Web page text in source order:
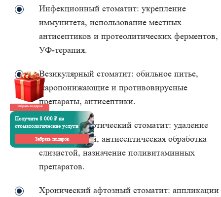
Инфекционный стоматит: укрепление
иммунитета, использование местных
антисептиков и протеолитических ферментов,
УФ-терапия.
Везикулярный стоматит: обильное питье,
жаропонижающие и противовирусные
препараты, антисептики.
Язвенно-некротический стоматит: удаление
зубных камней, антисептическая обработка
слизистой, назначение поливитаминных
препаратов.
Хронический афтозный стоматит: аппликации
Забрать подарок
Получите 8 000 ₽ на
стоматологические услуги
Забрать подарок